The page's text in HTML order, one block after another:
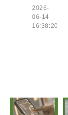
2026-
06-14
16:38:20